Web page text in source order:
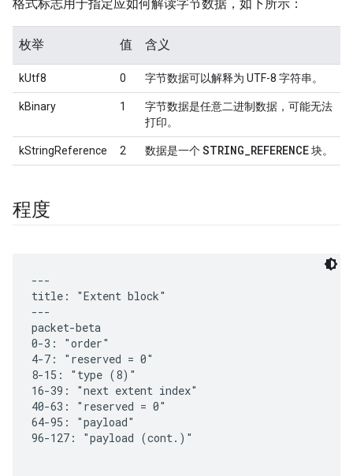
格式标志用于指定应如何解读字节数据，如下所示：
枚举 值 含义
kUtf8 0 字节数据可以解释为 UTF-8 字符串。
kBinary 1
字节数据是任意二进制数据，可能无法
打印。
kStringReference 2 数据是一个STRING_REFERENCE块。
程度